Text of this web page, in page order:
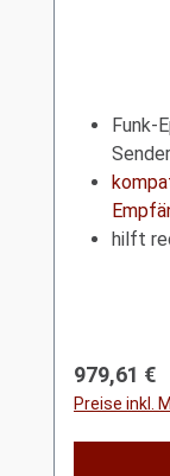
Funk-
Sender
hilft
Regulärer
979,61 €
Preise inkl.